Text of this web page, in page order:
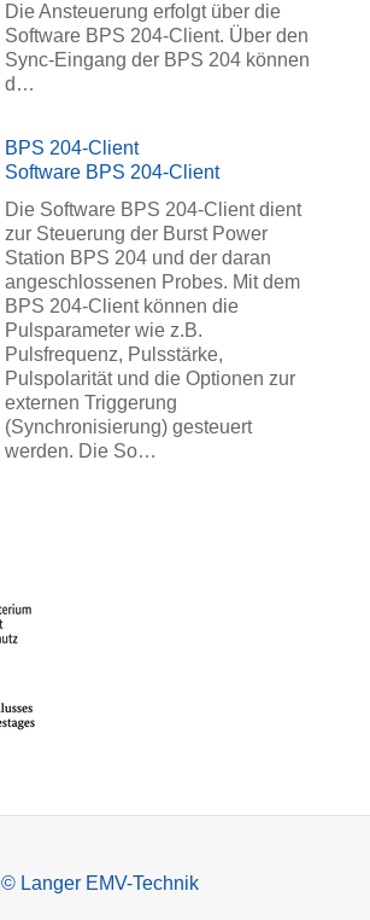
Die Ansteuerung erfolgt über die
Software BPS 204-Client. Über den
Sync-Eingang der BPS 204 können
d…
BPS 204-Client
Software BPS 204-Client
Die Software BPS 204-Client dient
zur Steuerung der Burst Power
Station BPS 204 und der daran
angeschlossenen Probes. Mit dem
BPS 204-Client können die
Pulsparameter wie z.B.
Pulsfrequenz, Pulsstärke,
Pulspolarität und die Optionen zur
externen Triggerung
(Synchronisierung) gesteuert
werden. Die So…
© Langer EMV-Technik